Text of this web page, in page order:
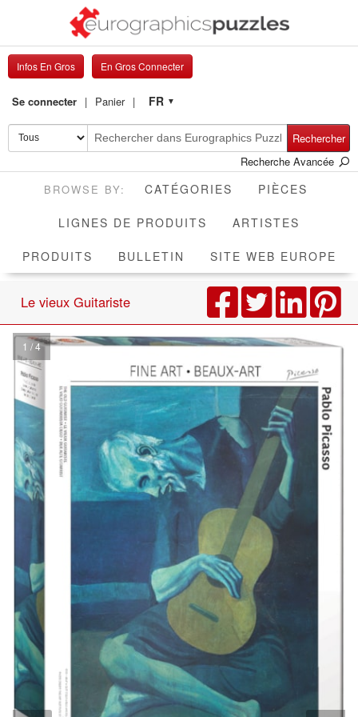
Infos En Gros En Gros Connecter
Se connecter Panier FR ▼
Rechercher
Recherche Avancée
CATÉGORIES PIÈCES
LIGNES DE PRODUITS ARTISTES
PRODUITS BULLETIN SITE WEB EUROPE
Le vieux Guitariste
1 / 4